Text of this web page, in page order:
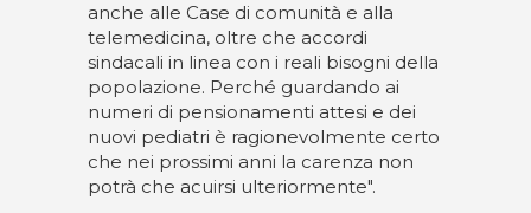
anche alle Case di comunità e alla
telemedicina, oltre che accordi
sindacali in linea con i reali bisogni della
popolazione. Perché guardando ai
numeri di pensionamenti attesi e dei
nuovi pediatri è ragionevolmente certo
che nei prossimi anni la carenza non
potrà che acuirsi ulteriormente".